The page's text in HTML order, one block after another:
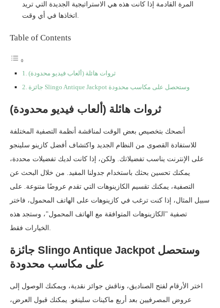
المرة القادمة إذا كانت هذه هي الاستراتيجية الجديدة التي تريد
اتخاذها في أي وقت.
Table of Contents
ثروات هائلة (ألعاب فيديو محدودة)
جائزة Slingo Antique Jackpot وستحصل على مكاسب محدودة
ثروات هائلة (ألعاب فيديو محدودة)
أنصحك بتخصيص بعض الوقت لمناقشة أنظمة التصفية المختلفة
للاستفادة القصوى من النظام الجديد واكتشاف أفضل كازينو سلينجو
على الإنترنت يناسب تفضيلاتك. ولكن، إذا كانت لديك تفضيلات محددة،
يمكنك تحسين بحثك باستخدام جدولنا المفيد. من خلال البحث عن
التصفية، يمكنك تقسيم الكازينوهات التي تقدم عروضًا متنوعة. على
سبيل المثال، إذا كنت ترغب في كازينوهات على الهاتف المحمول، فاختر
تصفية "الكازينوهات المتوافقة مع الهاتف المحمول"، وستجد هذه
الخيارات فقط.
جائزة Slingo Antique Jackpot وستحصل
على مكاسب محدودة
اختر الأرقام لفتح الصناديق، وناقش جوائز نقدية، ويمكنك الوصول إلى
عروض المصرفيين بعد أربع ماكينات سلينغو. يمكنك قبول العرض،